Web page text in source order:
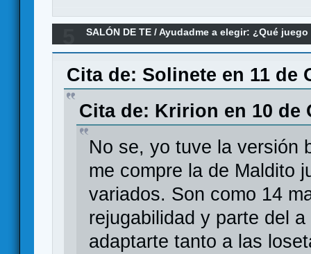
SALÓN DE TE /Ayudadme a elegir: ¿Qué
/ Great Western Trail / Terraforming Mars
Cita de: Solinete en 11 de
Cita de: Kririon en 10 de
No se, yo tuve la versión
me compre la de Maldito
variados. Son como 14
rejugabilidad y parte del
adaptarte tanto a las